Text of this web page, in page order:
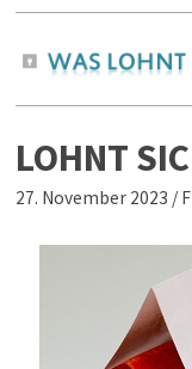
LOHNT
27. November 2023 /